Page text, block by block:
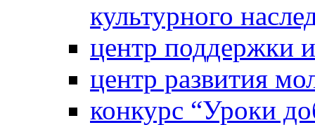
культурного
центр поддержки
центр развития
конкурс “Уроки